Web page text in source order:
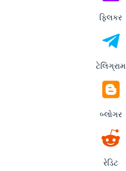
ફ્લિકર
ટેલિગ્રામ
બ્લોગર
રેડિટ